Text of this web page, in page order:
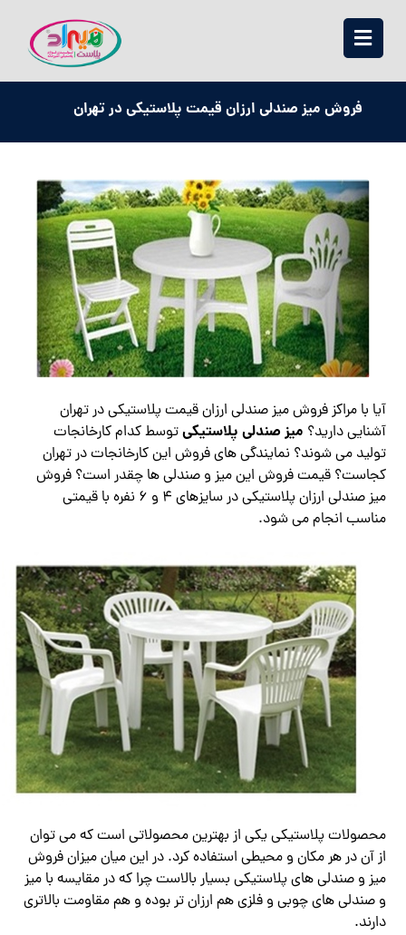
فروش میز صندلی ارزان قیمت پلاستیکی در تهران
آیا با مراکز فروش میز صندلی ارزان قیمت پلاستیکی در تهران
آشنایی دارید؟ میز صندلی پلاستیکیتوسط کدام کارخانجات
تولید می شوند؟ نمایندگی های فروش این کارخانجات در تهران
کجاست؟ قیمت فروش این میز و صندلی ها چقدر است؟ فروش
میز صندلی ارزان پلاستیکی در سایزهای 4 و 6 نفره با قیمتی
مناسب انجام می شود.
محصولات پلاستیکی یکی از بهترین محصولاتی است که می توان
از آن در هر مکان و محیطی استفاده کرد. در این میان میزان فروش
میز و صندلی های پلاستیکی بسیار بالاست چرا که در مقایسه با میز
و صندلی های چوبی و فلزی هم ارزان تر بوده و هم مقاومت بالاتری
دارند.